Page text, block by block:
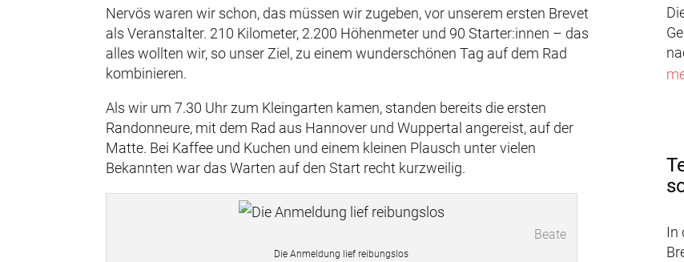
Nervös waren wir schon, das müssen wir zugeben, vor unserem ersten Brevet
als Veranstalter. 210 Kilometer, 2.200 Höhenmeter und 90 Starter:innen – das
alles wollten wir, so unser Ziel, zu einem wunderschönen Tag auf dem Rad
kombinieren.
Als wir um 7.30 Uhr zum Kleingarten kamen, standen bereits die ersten
Randonneure, mit dem Rad aus Hannover und Wuppertal angereist, auf der
Matte. Bei Kaffee und Kuchen und einem kleinen Plausch unter vielen
Bekannten war das Warten auf den Start recht kurzweilig.
Beate
Die Anmeldung lief reibungslos
In